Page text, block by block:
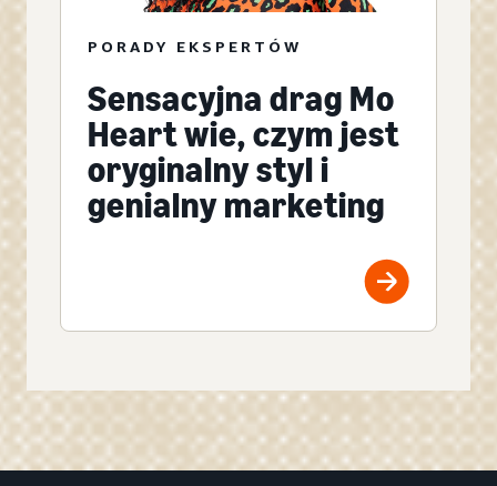
PORADY EKSPERTÓW
Sensacyjna drag Mo
Heart wie, czym jest
oryginalny styl i
genialny marketing